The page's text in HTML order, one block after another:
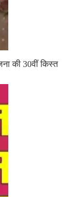
की 30वीं किस्त